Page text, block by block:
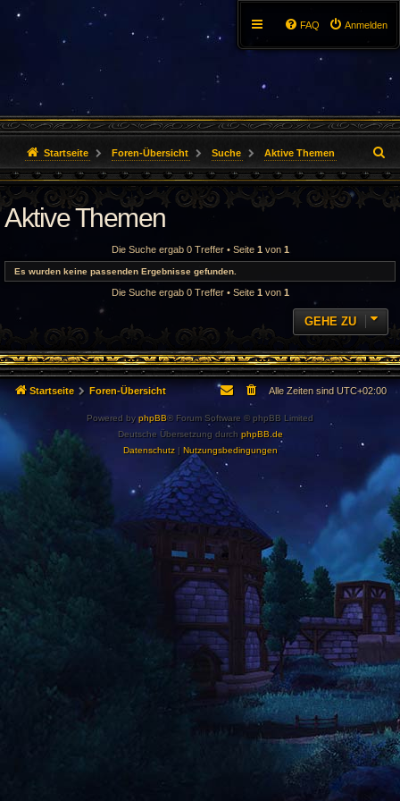
Anmelden
FAQ
Startseite Foren-Übersicht Suche Aktive Themen
u
c
Aktive Themen
Die Suche ergab 0 Treffer • Seite 1 von 1
Es wurden keine passenden Ergebnisse gefunden.
Die Suche ergab 0 Treffer • Seite 1 von 1
GEHE ZU
Startseite Foren-Übersicht Alle Zeiten sind UTC+02:00
Powered byphpBB® Forum Software © phpBB Limited
Deutsche Übersetzung durch phpBB.de
Datenschutz| Nutzungsbedingungen